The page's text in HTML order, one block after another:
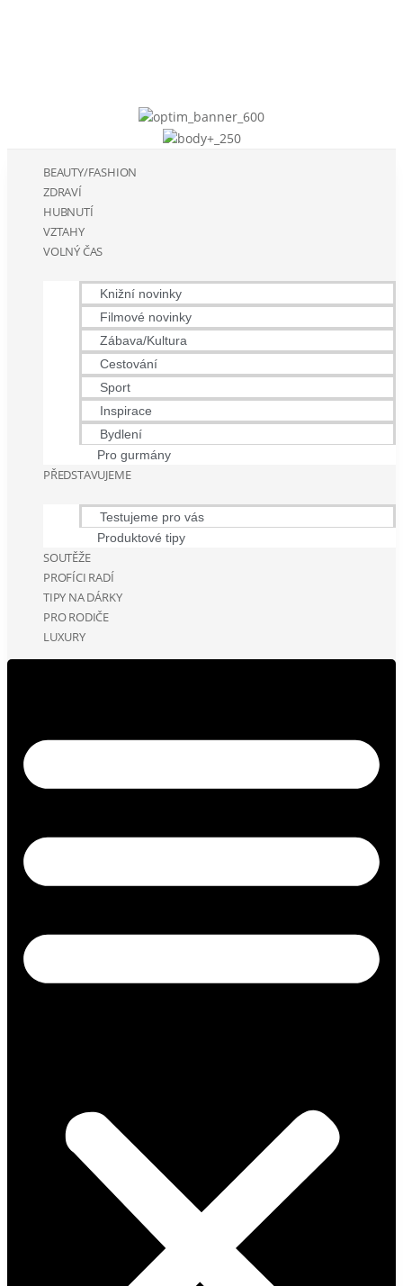
BEAUTY/FASHION
ZDRAVÍ
HUBNUTÍ
VZTAHY
VOLNÝ ČAS
Knižní novinky
Filmové novinky
Zábava/Kultura
Cestování
Sport
Inspirace
Bydlení
Pro gurmány
PŘEDSTAVUJEME
Testujeme pro vás
Produktové tipy
SOUTĚŽE
PROFÍCI RADÍ
TIPY NA DÁRKY
PRO RODIČE
LUXURY